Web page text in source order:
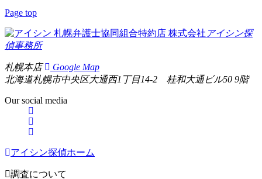
Page top
札幌弁護士協同組合特約店 株式会社 アイシン探
偵事務所
札幌本店
Google Map
北海道札幌市中央区大通西1丁目14-2 桂和大通ビル50 9階
Our social media
アイシン探偵ホーム
調査について